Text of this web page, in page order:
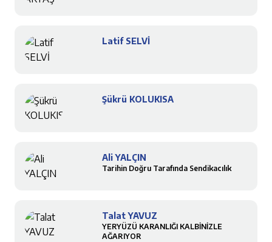
Latif SELVİ
Şükrü KOLUKISA
Ali YALÇIN
Tarihin Doğru Tarafında Sendikacılık
Talat YAVUZ
YERYÜZÜ KARANLIĞI KALBİNİZLE
AĞARIYOR